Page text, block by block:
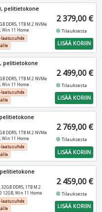
pelitietokone
DDR5, 1TB M.2 NVMe
Win 11 Home
laatusuhde
2 379,00 €
fiber_manual_recordTilauksesta
LISÄÄ KORIIN
pelitietokone
DDR5, 1TB M.2 NVMe
Win 11 Home
laatusuhde
2 499,00 €
fiber_manual_recordTilauksesta
LISÄÄ KORIIN
DDR5, 1TB M.2 NVMe
Win 11 Home
laatusuhde
2 769,00 €
fiber_manual_recordTilauksesta
LISÄÄ KORIIN
DDR5, 1TB M.2
12GB, Win 11 Home
laatusuhde
2 459,00 €
fiber_manual_recordTilauksesta
LISÄÄ KORIIN